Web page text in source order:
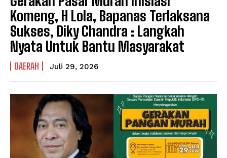
Komeng, H Lola, Bapanas Terlaksana
Sukses, Diky Chandra : Langkah
Nyata Untuk Bantu Masyarakat
DAERAH Juli 29, 2026